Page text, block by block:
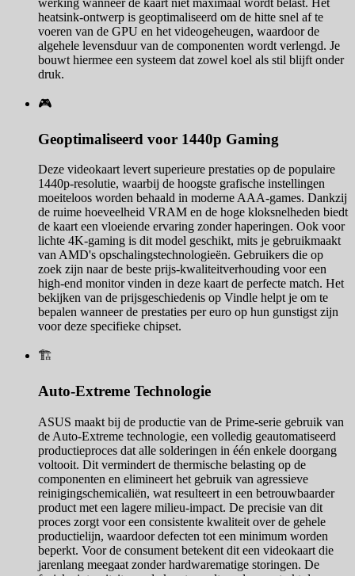
werking wanneer de kaart niet maximaal wordt belast. Het
heatsink-ontwerp is geoptimaliseerd om de hitte snel af te
voeren van de GPU en het videogeheugen, waardoor de
algehele levensduur van de componenten wordt verlengd. Je
bouwt hiermee een systeem dat zowel koel als stil blijft onder
druk.
🎮
Geoptimaliseerd voor 1440p Gaming
Deze videokaart levert superieure prestaties op de populaire
1440p-resolutie, waarbij de hoogste grafische instellingen
moeiteloos worden behaald in moderne AAA-games. Dankzij
de ruime hoeveelheid VRAM en de hoge kloksnelheden biedt
de kaart een vloeiende ervaring zonder haperingen. Ook voor
lichte 4K-gaming is dit model geschikt, mits je gebruikmaakt
van AMD's opschalingstechnologieën. Gebruikers die op
zoek zijn naar de beste prijs-kwaliteitverhouding voor een
high-end monitor vinden in deze kaart de perfecte match. Het
bekijken van de prijsgeschiedenis op Vindle helpt je om te
bepalen wanneer de prestaties per euro op hun gunstigst zijn
voor deze specifieke chipset.
🏗️
Auto-Extreme Technologie
ASUS maakt bij de productie van de Prime-serie gebruik van
de Auto-Extreme technologie, een volledig geautomatiseerd
productieproces dat alle solderingen in één enkele doorgang
voltooit. Dit vermindert de thermische belasting op de
componenten en elimineert het gebruik van agressieve
reinigingschemicaliën, wat resulteert in een betrouwbaarder
product met een lagere milieu-impact. De precisie van dit
proces zorgt voor een consistente kwaliteit over de gehele
productielijn, waardoor defecten tot een minimum worden
beperkt. Voor de consument betekent dit een videokaart die
jarenlang meegaat zonder hardwarematige storingen. De